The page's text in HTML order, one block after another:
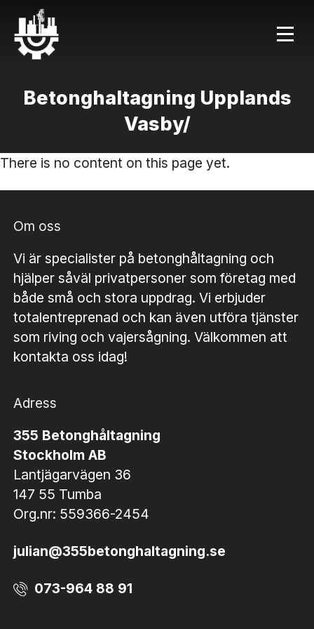
Betonghaltagning Upplands
Vasby/
There is no content on this page yet.
Om oss
Vi är specialister på betonghåltagning och
hjälper såväl privatpersoner som företag med
både små och stora uppdrag. Vi erbjuder
totalentreprenad och kan även utföra tjänster
som riving och vajersågning. Välkommen att
kontakta oss idag!
Adress
355 Betonghåltagning
Stockholm AB
Lantjägarvägen 36
147 55 Tumba
Org.nr: 559366-2454
julian@355betonghaltagning.se
073-964 88 91